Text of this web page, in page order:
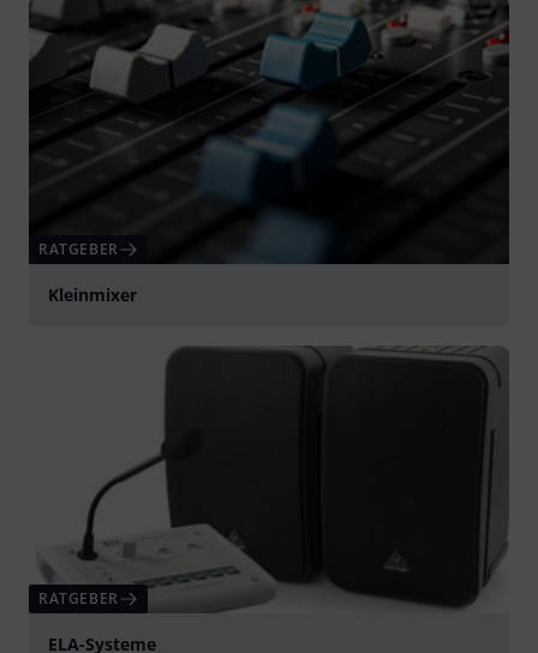
RATGEBER
Kleinmixer
RATGEBER
ELA-Systeme